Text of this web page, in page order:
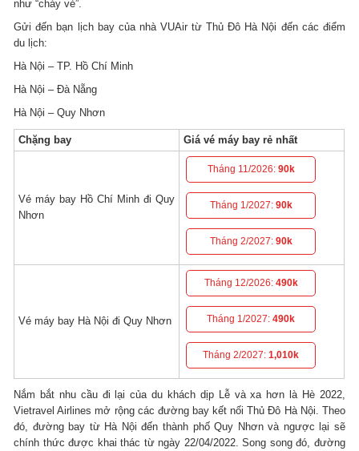
như “cháy vé”.
Gửi đến bạn lịch bay của nhà VUAir từ Thủ Đô Hà Nội đến các điểm
du lịch:
Hà Nội – TP. Hồ Chí Minh
Hà Nội – Đà Nẵng
Hà Nội – Quy Nhơn
Chặng bay Giá vé máy bay rẻ nhất
Vé máy bay Hồ Chí Minh đi Quy
Nhơn
Tháng 11/2026: 90k
Tháng 1/2027: 90k
Tháng 2/2027: 90k
Vé máy bay Hà Nội đi Quy Nhơn
Tháng 12/2026: 490k
Tháng 1/2027:490k
Tháng 2/2027:1,010k
Nắm bắt nhu cầu đi lại của du khách dịp Lễ và xa hơn là Hè 2022,
Vietravel Airlines mở rộng các đường bay kết nối Thủ Đô Hà Nội. Theo
đó, đường bay từ Hà Nội đến thành phố Quy Nhơn và ngược lại sẽ
chính thức được khai thác từ ngày 22/04/2022. Song song đó, đường